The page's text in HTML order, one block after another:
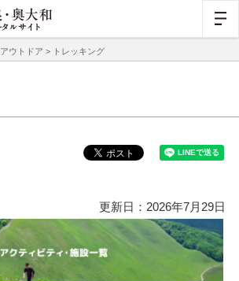
アウトドア > トレッキング
更新日：2026年7月29日